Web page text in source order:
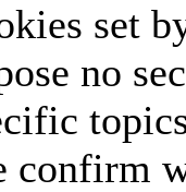
set
no
confirm